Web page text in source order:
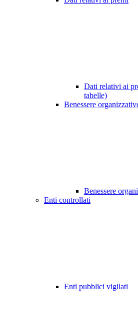
Dati relativi ai
tabelle)
Benessere
Benessere
Enti controllati
Enti pubblici vigilati